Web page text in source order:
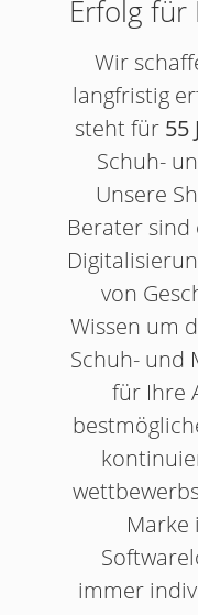
Erfolg
Wir
langfristig
steht für 55
Schuh-
Unsere
Berater
von
Wissen um
Schuh- und
für Ihre
Marke
immer